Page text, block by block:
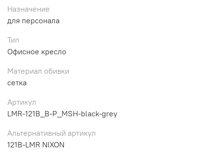
Назначение
для персонала
Тип
Офисное кресло
Материал обивки
сетка
Артикул
LMR-121B_B-P_MSH-black-grey
Альтернативный артикул
121B-LMR NIXON